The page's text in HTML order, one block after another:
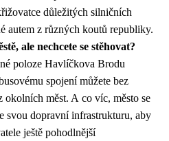
důležitých silničních
autem z různých koutů republiky.
ale nechcete se stěhovat?
poloze Havlíčkova Brodu
spojení můžete bez
okolních měst. A co víc, město se
svou dopravní infrastrukturu, aby
ještě pohodlnější